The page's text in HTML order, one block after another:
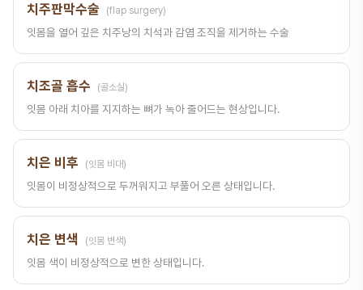
치주판막수술 (flap surgery)
잇몸을 열어 깊은 치주낭의 치석과 감염 조직을 제거하는 수술
치조골 흡수 (골소실)
잇몸 아래 치아를 지지하는 뼈가 녹아 줄어드는 현상입니다.
치은 비후 (잇몸 비대)
잇몸이 비정상적으로 두꺼워지고 부풀어 오른 상태입니다.
치은 변색 (잇몸 변색)
잇몸 색이 비정상적으로 변한 상태입니다.